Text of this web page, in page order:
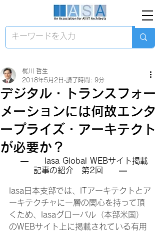
デジタル・トランスフォー
メーションには何故エンタ
ープライズ・アーキテクト
が必要か？
梶川 哲生
2018年5月2日 読了時間: 9分
—　　Iasa Global WEBサイト掲載
記事の紹介　第2回　　—
Iasa日本支部では、ITアーキテクトとア
ーキテクチャに一層の関心を持って頂
くため、Iasaグローバル（本部米国）
のWEBサイト上に掲載されている有用